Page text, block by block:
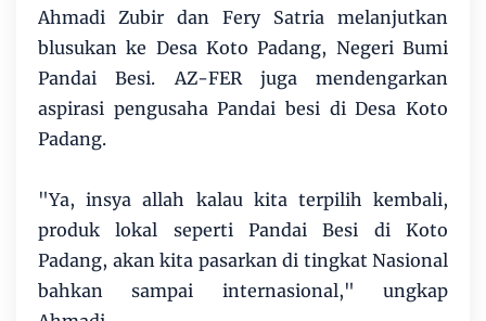
Ahmadi Zubir dan Fery Satria melanjutkan
blusukan ke Desa Koto Padang, Negeri Bumi
Pandai Besi. AZ-FER juga mendengarkan
aspirasi pengusaha Pandai besi di Desa Koto
Padang.
"Ya, insya allah kalau kita terpilih kembali,
produk lokal seperti Pandai Besi di Koto
Padang, akan kita pasarkan di tingkat Nasional
bahkan sampai internasional," ungkap